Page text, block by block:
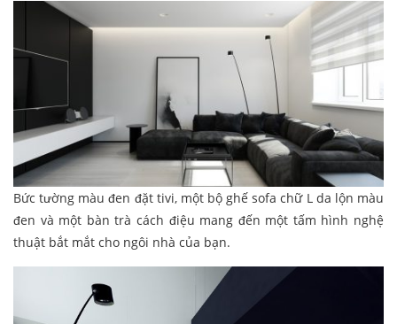
Bức tường màu đen đặt tivi, một bộ ghế sofa chữ L da lộn màu
đen và một bàn trà cách điệu mang đến một tấm hình nghệ
thuật bắt mắt cho ngôi nhà của bạn.